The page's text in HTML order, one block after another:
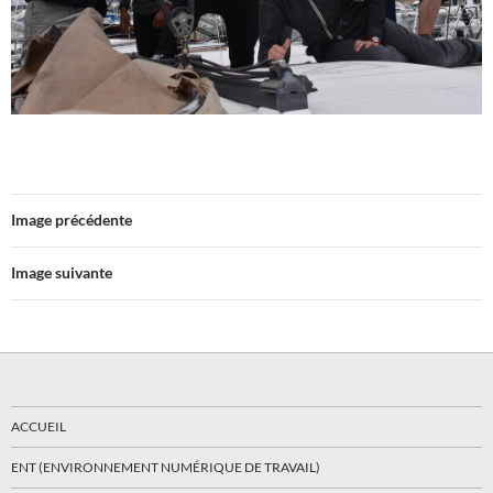
Image précédente
Image suivante
ACCUEIL
ENT (ENVIRONNEMENT NUMÉRIQUE DE TRAVAIL)